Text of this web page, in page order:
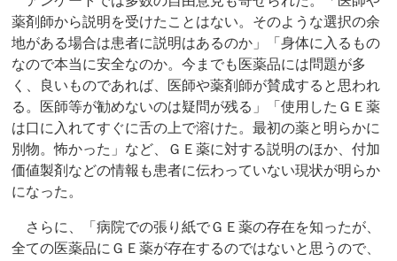
薬剤師から説明を受けたことはない。そのような選択の余
地がある場合は患者に説明はあるのか」「身体に入るもの
なので本当に安全なのか。今までも医薬品には問題が多
く、良いものであれば、医師や薬剤師が賛成すると思われ
る。医師等が勧めないのは疑問が残る」「使用したＧＥ薬
は口に入れてすぐに舌の上で溶けた。最初の薬と明らかに
別物。怖かった」など、ＧＥ薬に対する説明のほか、付加
価値製剤などの情報も患者に伝わっていない現状が明らか
になった。
さらに、「病院での張り紙でＧＥ薬の存在を知ったが、
全ての医薬品にＧＥ薬が存在するのではないと思うので、